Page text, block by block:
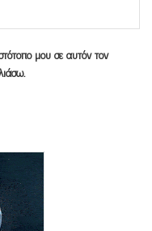
μου σε αυτόν τον